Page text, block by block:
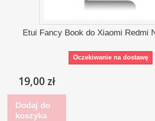
Etui Fancy Book do Xiaomi Redmi
Oczekiwanie na dostawę
19,00 zł
Dodaj do
koszyka